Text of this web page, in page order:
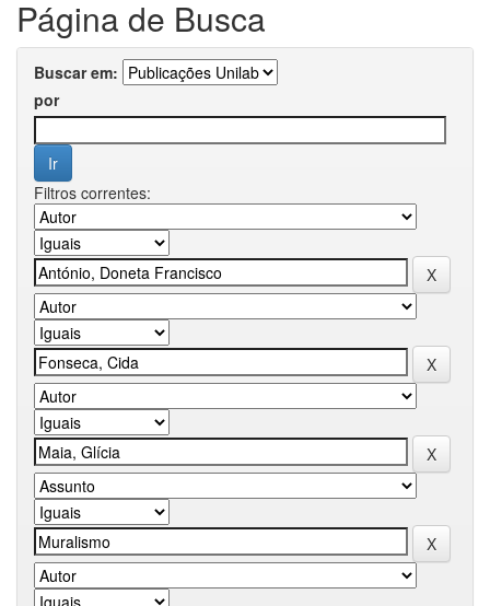
Página de Busca
Buscar em:
por
Filtros correntes: